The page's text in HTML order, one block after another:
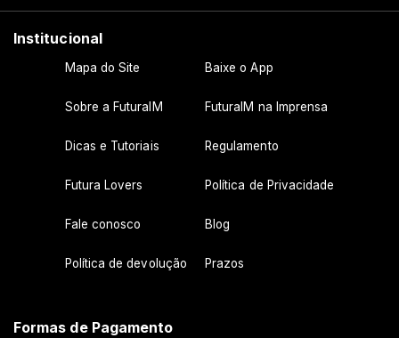
Institucional
Mapa do Site Baixe o App
Sobre a FuturaIM FuturaIM na Imprensa
Dicas e Tutoriais Regulamento
Futura Lovers Política de Privacidade
Fale conosco Blog
Política de devolução Prazos
Formas de Pagamento